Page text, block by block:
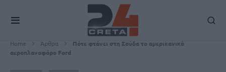
Home Άρθρα
Πότε φτάνει στη Σούδα το αμερικανικό
αεροπλανοφόρο Ford